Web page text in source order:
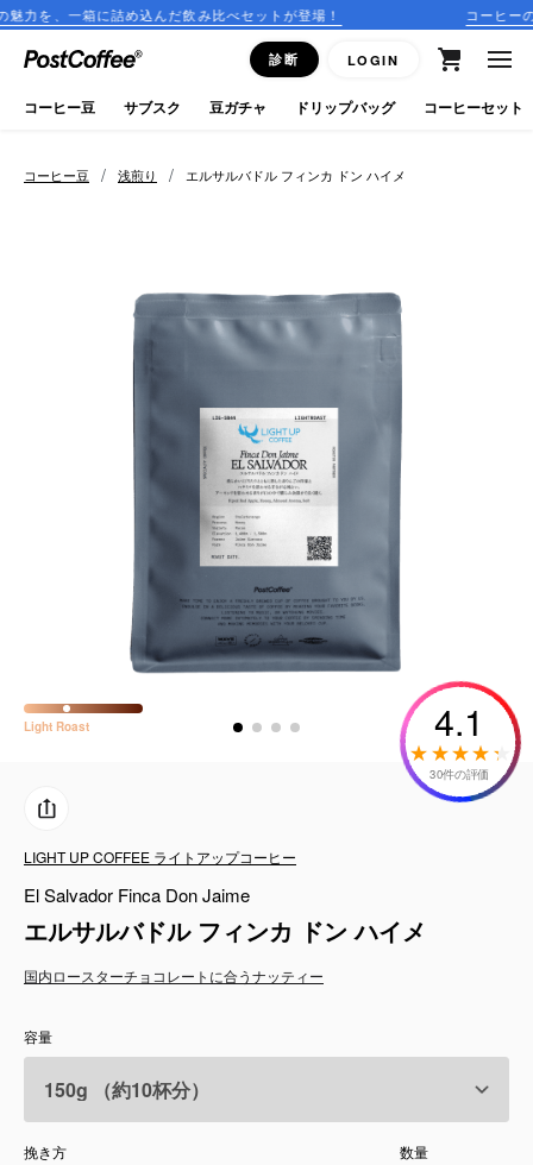
込んだ飲み比べセットが登場！ コーヒーのサブスクリプショ
診断 LOGIN
close
ログイン
新規会員登録
keyboard_arrow_right
ドリップバッグ
ミルク・フード類
CFFBNS
ギフトセット
リキッド
特集
卸販売
コーヒーのサブスク
コーヒー豆 / 浅煎り / エルサルバドル フィンカ ドン ハイメ
Light Roast 4.1
30件の評価
LIGHT UP COFFEE ライトアップコーヒー
El Salvador Finca Don Jaime
エルサルバドル フィンカ ドン ハイメ
国内ロースターチョコレートに合うナッティー
容量
挽き方 数量
コーヒー豆 サブスク 豆ガチャ ドリップバッグ コーヒーセット